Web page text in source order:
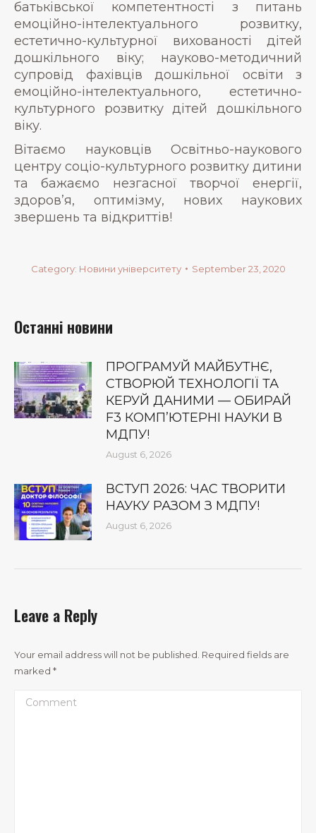
батьківської компетентності з питань
емоційно-інтелектуального розвитку,
естетично-культурної вихованості дітей
дошкільного віку; науково-методичний
супровід фахівців дошкільної освіти з
емоційно-інтелектуального, естетично-
культурного розвитку дітей дошкільного
віку.
Вітаємо науковців Освітньо-наукового
центру соціо-культурного розвитку дитини
та бажаємо незгасної творчої енергії,
здоров’я, оптимізму, нових наукових
звершень та відкриттів!
Category: Новини університету September 23, 2020
Останні новини
ПРОГРАМУЙ МАЙБУТНЄ,
СТВОРЮЙ ТЕХНОЛОГІЇ ТА
КЕРУЙ ДАНИМИ — ОБИРАЙ
F3 КОМП’ЮТЕРНІ НАУКИ В
МДПУ!
August 6, 2026
ВСТУП 2026: ЧАС ТВОРИТИ
НАУКУ РАЗОМ З МДПУ!
August 6, 2026
Leave a Reply
Your email address will not be published. Required fields are
marked *
Comment